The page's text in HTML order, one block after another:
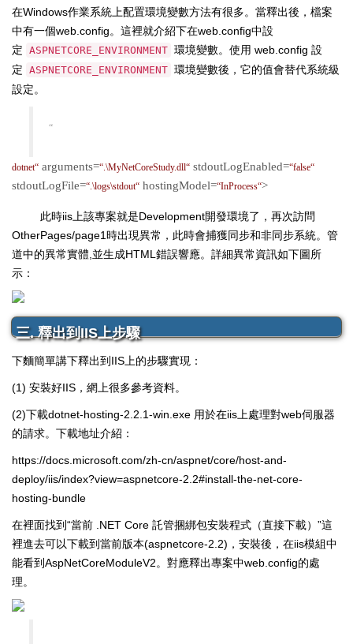
在Windows作業系統上配置環境變數方法有很多。當釋出後，檔案
中有一個web.config。這裡就介紹下在web.config中設
定 ASPNETCORE_ENVIRONMENT 環境變數。使用 web.config 設
定 ASPNETCORE_ENVIRONMENT 環境變數後，它的值會替代系統級
設定。
“
dotnet“ arguments=“.\MyNetCoreStudy.dll“ stdoutLogEnabled=“false“
stdoutLogFile=“.\logs\stdout“ hostingModel=“InProcess“>
此時iis上該專案就是Development開發環境了，再次訪問
OtherPages/page1時出現異常，此時會捕獲同步和非同步系統。管
道中的異常實體,並生成HTML錯誤響應。詳細異常資訊如下圖所
示：
三. 釋出到IIS上步驟
下麵簡單講下釋出到IIS上的步驟實現：
(1) 安裝好IIS，網上很多參考資料。
(2)下載dotnet-hosting-2.2.1-win.exe 用於在iis上處理對web伺服器
的請求。下載地址介紹：
https://docs.microsoft.com/zh-cn/aspnet/core/host-and-
deploy/iis/index?view=aspnetcore-2.2#install-the-net-core-
hosting-bundle
在裡面找到“當前 .NET Core 託管捆綁包安裝程式（直接下載）”這
裡進去可以下載到當前版本(aspnetcore-2.2)，安裝後，在iis模組中
能看到AspNetCoreModuleV2。對應釋出專案中web.config的處
理。